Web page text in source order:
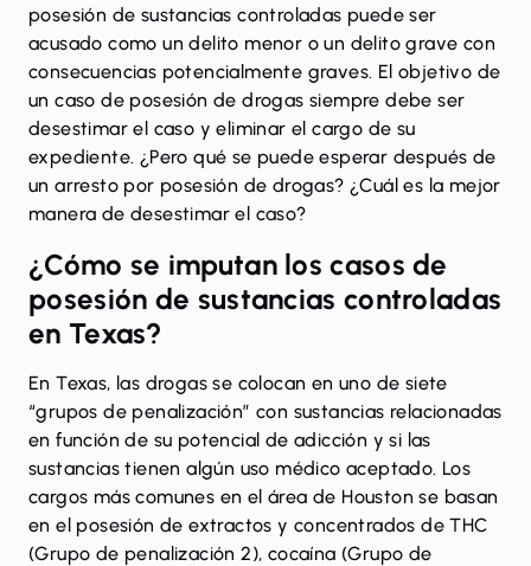
posesión de sustancias controladas puede ser
acusado como un delito menor o un delito grave con
consecuencias potencialmente graves. El objetivo de
un caso de posesión de drogas siempre debe ser
desestimar el caso y eliminar el cargo de su
expediente. ¿Pero qué se puede esperar después de
un arresto por posesión de drogas? ¿Cuál es la mejor
manera de desestimar el caso?
¿Cómo se imputan los casos de
posesión de sustancias controladas
en Texas?
En Texas, las drogas se colocan en uno de siete
“grupos de penalización” con sustancias relacionadas
en función de su potencial de adicción y si las
sustancias tienen algún uso médico aceptado. Los
cargos más comunes en el área de Houston se basan
en el posesión de extractos y concentrados de THC
(Grupo de penalización 2), cocaína (Grupo de